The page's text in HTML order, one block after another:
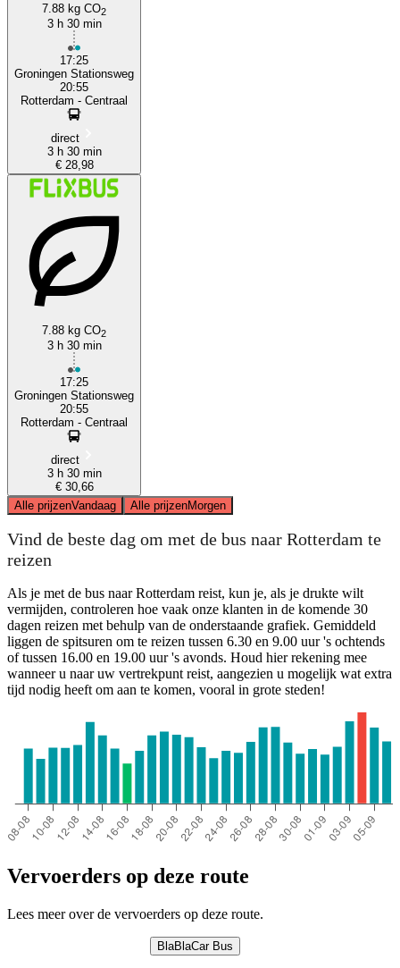
7.88 kg CO2
3 h 30 min
17:25
Groningen Stationsweg
20:55
Rotterdam - Centraal
direct
3 h 30 min
€ 28,98
7.88 kg CO2
3 h 30 min
17:25
Groningen Stationsweg
20:55
Rotterdam - Centraal
direct
3 h 30 min
€ 30,66
Alle prijzenVandaag Alle prijzenMorgen
Vind de beste dag om met de bus naar Rotterdam te
reizen
Als je met de bus naar Rotterdam reist, kun je, als je drukte wilt
vermijden, controleren hoe vaak onze klanten in de komende 30
dagen reizen met behulp van de onderstaande grafiek. Gemiddeld
liggen de spitsuren om te reizen tussen 6.30 en 9.00 uur 's ochtends
of tussen 16.00 en 19.00 uur 's avonds. Houd hier rekening mee
wanneer u naar uw vertrekpunt reist, aangezien u mogelijk wat extra
tijd nodig heeft om aan te komen, vooral in grote steden!
Vervoerders op deze route
Lees meer over de vervoerders op deze route.
BlaBlaCar Bus